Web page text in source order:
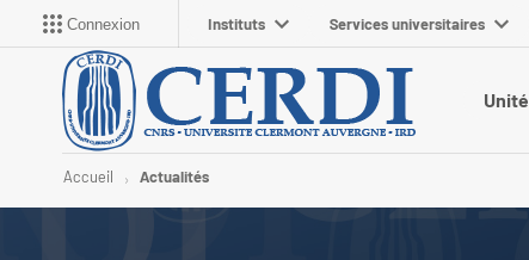
Connexion Instituts Services universitaires
Unité
Accueil Actualités